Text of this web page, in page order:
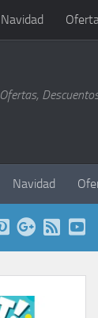
Navidad
Ofertas,
Navidad